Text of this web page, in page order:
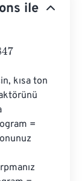
ile
kısa ton
=